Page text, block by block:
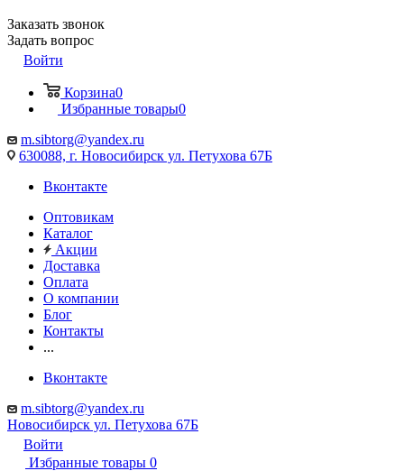
Заказать звонок
Задать вопрос
Войти
Корзина0
Избранные товары0
m.sibtorg@yandex.ru
630088, г. Новосибирск ул. Петухова 67Б
Вконтакте
Оптовикам
Каталог
Акции
Доставка
Оплата
О компании
Блог
Контакты
...
Вконтакте
m.sibtorg@yandex.ru
Новосибирск ул. Петухова 67Б
Войти
Избранные товары 0